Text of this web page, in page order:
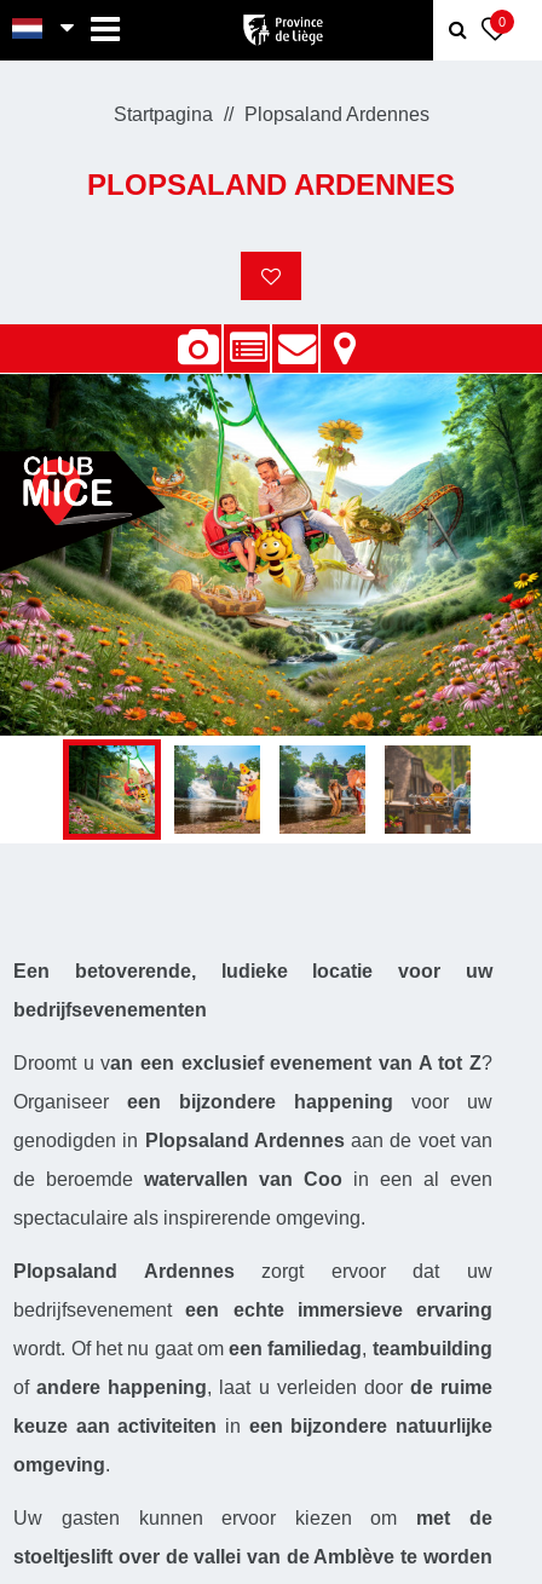
0
Startpagina Plopsaland Ardennes
PLOPSALAND ARDENNES
Een betoverende, ludieke locatie voor uw
bedrijfsevenementen
Droomt u van een exclusief evenement van A tot Z?
Organiseereen bijzondere happening voor uw
genodigden in Plopsaland Ardennesaan de voet van
de beroemdewatervallen van Coo in een al even
spectaculaire als inspirerende omgeving.
Plopsaland Ardenneszorgt ervoor dat uw
bedrijfsevenementeen echte immersieve ervaring
wordt. Of het nu gaat omeen familiedag, teambuilding
ofandere happening, laat u verleiden door de ruime
keuze aan activiteiten in een bijzondere natuurlijke
omgeving.
Uw gasten kunnen ervoor kiezen om met de
stoeltjeslift over de vallei van de Amblève te worden